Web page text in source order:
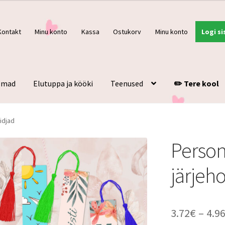
Minu konto Kassa Ostukorv Minu konto Logi
Elutuppa ja kööki Teenused ✏️ Tere kool
3.72€ – 4.96